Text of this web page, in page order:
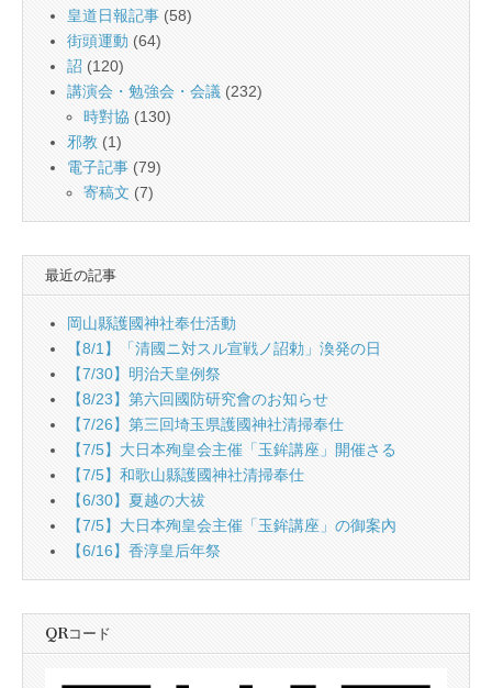
皇道日報記事 (58)
街頭運動 (64)
詔 (120)
講演会・勉強会・会議 (232)
時對協 (130)
邪教 (1)
電子記事 (79)
寄稿文 (7)
最近の記事
岡山縣護國神社奉仕活動
【8/1】「清國ニ対スル宣戦ノ詔勅」渙発の日
【7/30】明治天皇例祭
【8/23】第六回國防研究會のお知らせ
【7/26】第三回埼玉県護國神社清掃奉仕
【7/5】大日本殉皇会主催「玉鉾講座」開催さる
【7/5】和歌山縣護國神社清掃奉仕
【6/30】夏越の大祓
【7/5】大日本殉皇会主催「玉鉾講座」の御案內
【6/16】香淳皇后年祭
QRコード